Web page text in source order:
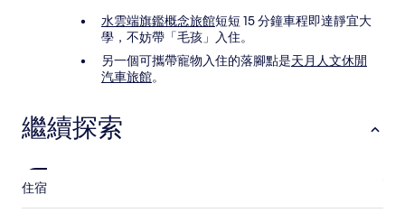
水雲端旗鑑概念旅館短短 15 分鐘車程即達靜宜大
學，不妨帶「毛孩」入住。
另一個可攜帶寵物入住的落腳點是天月人文休閒
汽車旅館。
繼續探索
住宿